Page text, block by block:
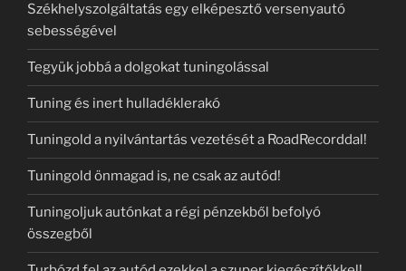
Székhelyszolgáltatás egy elképesztő versenyautó
sebességével
Tegyük jobbá a dolgokat tuningolással
Tuning és inert hulladéklerakó
Tuningold a nyilvántartás vezetését a RoadRecorddal!
Tuningold önmagad is, ne csak az autód!
Tuningoljuk autónkat a régi pénzekből befolyó
összegből